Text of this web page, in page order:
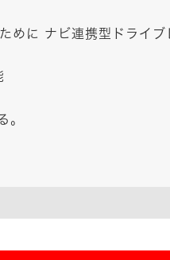
めに ナビ連携型ドライブ
。